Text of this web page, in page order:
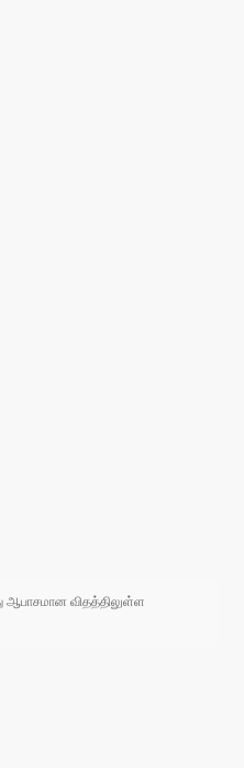
ஆபாசமான விதத்திலுள்ள